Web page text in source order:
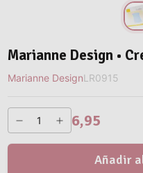
Marianne Design •
Marianne DesignLR0915
6,95
Añadir